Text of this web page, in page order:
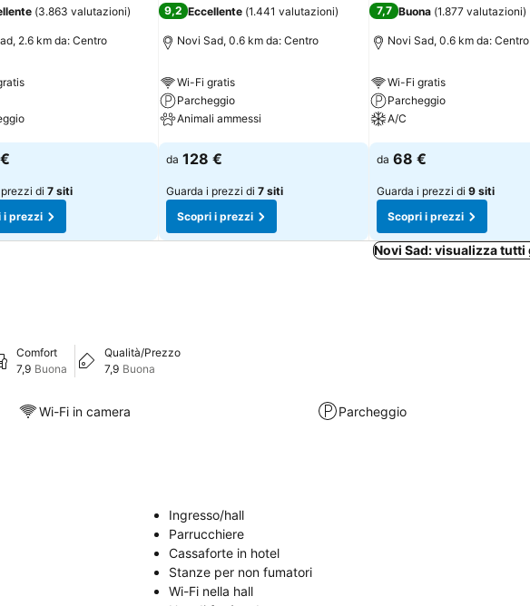
(3.863 valutazioni)
2.6 km da: Centro
di 7 siti
i prezzi
9,2 Eccellente (1.441 valutazioni)
Novi Sad, 0.6 km da: Centro
Wi-Fi gratis
Parcheggio
Animali ammessi
Scopri i prezzi
da 128 €
Guarda i prezzi di 7 siti
Scopri i prezzi
7,7 Buona (1.877 valutazioni)
Novi Sad, 0.6 km da: Centro
Wi-Fi gratis
Parcheggio
A/C
Scopri i prezzi
da 68 €
Guarda i prezzi di 9 siti
Scopri i prezzi
Novi Sad: visualizza tutti
Comfort
7,9 Buona
Qualità/Prezzo
7,9 Buona
Wi-Fi in camera Parcheggio
Ingresso/hall
Parrucchiere
Cassaforte in hotel
Stanze per non fumatori
Wi-Fi nella hall